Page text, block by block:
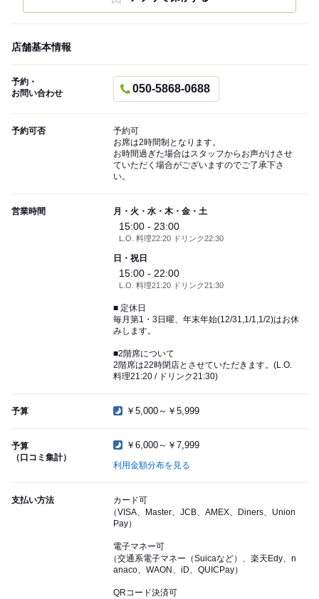
店舗基本情報
予約・
お問い合わせ
050-5868-0688
予約可否
予約可
お席は2時間制となります。
お時間過ぎた場合はスタッフからお声がけさせ
ていただく場合がございますのでご了承下さ
い。
営業時間 月・火・水・木・金・土
15:00 - 23:00
L.O. 料理22:20 ドリンク22:30
日・祝日
15:00 - 22:00
L.O. 料理21:20 ドリンク21:30
■ 定休日
毎月第1・3日曜、年末年始(12/31,1/1,1/2)はお休
みします。
■2階席について
2階席は22時閉店とさせていただきます。(L.O.
料理21:20 / ドリンク21:30)
予算 ￥5,000～￥5,999
予算
（口コミ集計）
￥6,000～￥7,999
利用金額分布を見る
支払い方法
カード可
（VISA、Master、JCB、AMEX、Diners、Union
Pay）
電子マネー可
（交通系電子マネー（Suicaなど）、楽天Edy、n
anaco、WAON、iD、QUICPay）
QRコード決済可